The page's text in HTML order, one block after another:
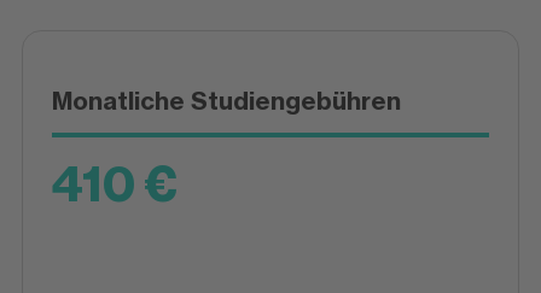
Monatliche Studiengebühren
410 €